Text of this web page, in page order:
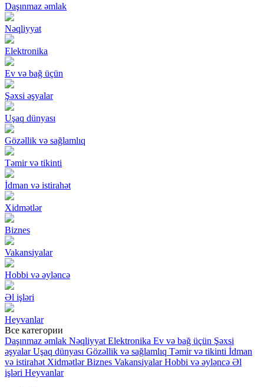
Daşınmaz əmlak
Nəqliyyat
Elektronika
Ev və bağ üçün
Şəxsi əşyalar
Uşaq dünyası
Gözəllik və sağlamlıq
Təmir və tikinti
İdman və istirahət
Xidmətlər
Biznes
Vakansiyalar
Hobbi və əyləncə
Əl işləri
Heyvanlar
Все категории
Daşınmaz əmlak Nəqliyyat Elektronika Ev və bağ üçün Şəxsi
əşyalar Uşaq dünyası Gözəllik və sağlamlıq Təmir və tikinti İdman
və istirahət Xidmətlər Biznes Vakansiyalar Hobbi və əyləncə Əl
işləri Heyvanlar